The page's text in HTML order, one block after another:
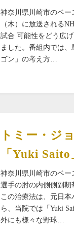
神奈川県川崎市のベー
（木）に放送される
試合 可能性をどう広
ました。番組内では
ゴン」の考え方…
トミー・ジ
「Yuki
神奈川県川崎市のベ
選手の肘の内側側副靭
この治療法は、元日
ら、当院では「Yuki
外にも様々な野球…